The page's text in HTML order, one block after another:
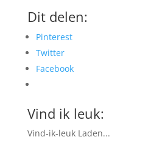
Dit delen:
Pinterest
Twitter
Facebook
Vind ik leuk:
Vind-ik-leuk Laden...